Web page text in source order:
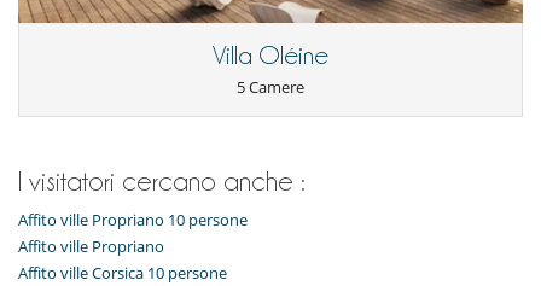
Villa Oléine
5 Camere
I visitatori cercano anche :
Affito ville Propriano 10 persone
Affito ville Propriano
Affito ville Corsica 10 persone